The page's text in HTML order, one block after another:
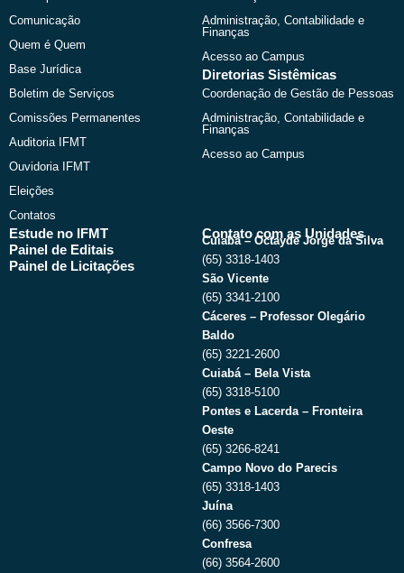
k
Comunicação
Quem é Quem
Base Jurídica
Boletim de Serviços
Comissões Permanentes
Auditoria IFMT
Ouvidoria IFMT
Eleições
Contatos
Administração, Contabilidade e
Finanças
Acesso ao Campus
Diretorias Sistêmicas
Coordenação de Gestão de Pessoas
Administração, Contabilidade e
Finanças
Acesso ao Campus
Estude no IFMT
Painel de Editais
Painel de Licitações
Contato com as Unidades
Cuiabá – Octayde Jorge da Silva
(65) 3318-1403
São Vicente
(65) 3341-2100
Cáceres – Professor Olegário
Baldo
(65) 3221-2600
Cuiabá – Bela Vista
(65) 3318-5100
Pontes e Lacerda – Fronteira
Oeste
(65) 3266-8241
Campo Novo do Parecis
(65) 3318-1403
Juína
(66) 3566-7300
Confresa
(66) 3564-2600